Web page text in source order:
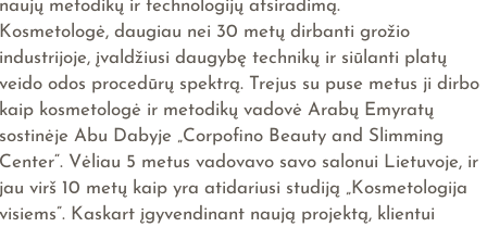
naujų metodikų ir technologijų atsiradimą.
Kosmetologė, daugiau nei 30 metų dirbanti grožio
industrijoje, įvaldžiusi daugybę technikų ir siūlanti platų
veido odos procedūrų spektrą. Trejus su puse metus ji dirbo
kaip kosmetologė ir metodikų vadovė Arabų Emyratų
sostinėje Abu Dabyje „Corpofino Beauty and Slimming
Center“. Vėliau 5 metus vadovavo savo salonui Lietuvoje, ir
jau virš 10 metų kaip yra atidariusi studiją „Kosmetologija
visiems”. Kaskart įgyvendinant naują projektą, klientui